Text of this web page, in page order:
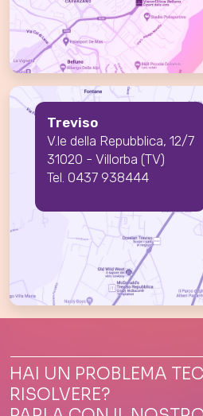
Treviso
V.le della Repubblica, 12/7
31020 - Villorba (TV)
Tel. 0437 938444
HAI UN PROBLEMA
RISOLVERE?